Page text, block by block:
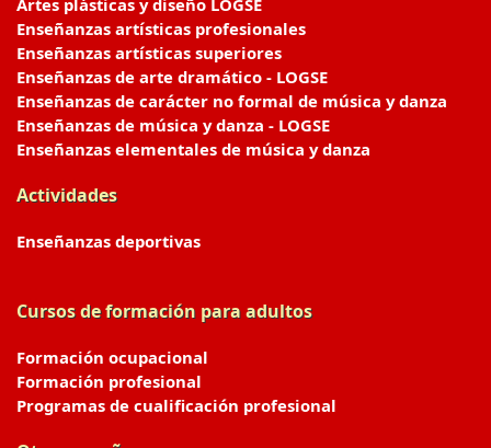
Artes plásticas y diseño LOGSE
Enseñanzas artísticas profesionales
Enseñanzas artísticas superiores
Enseñanzas de arte dramático - LOGSE
Enseñanzas de carácter no formal de música y danza
Enseñanzas de música y danza - LOGSE
Enseñanzas elementales de música y danza
Actividades
Enseñanzas deportivas
Cursos de formación para adultos
Formación ocupacional
Formación profesional
Programas de cualificación profesional